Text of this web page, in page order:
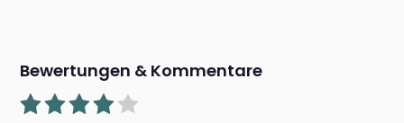
Bewertungen & Kommentare